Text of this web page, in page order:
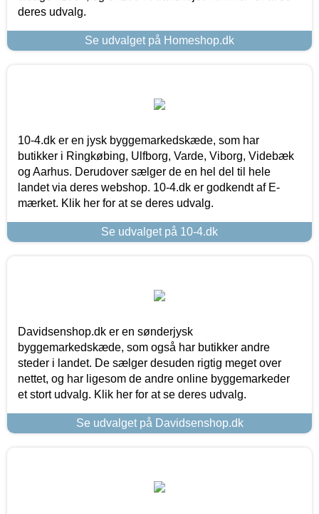
deres udvalg.
Se udvalget på Homeshop.dk
10-4.dk er en jysk byggemarkedskæde, som har
butikker i Ringkøbing, Ulfborg, Varde, Viborg, Videbæk
og Aarhus. Derudover sælger de en hel del til hele
landet via deres webshop. 10-4.dk er godkendt af E-
mærket. Klik her for at se deres udvalg.
Se udvalget på 10-4.dk
Davidsenshop.dk er en sønderjysk
byggemarkedskæde, som også har butikker andre
steder i landet. De sælger desuden rigtig meget over
nettet, og har ligesom de andre online byggemarkeder
et stort udvalg. Klik her for at se deres udvalg.
Se udvalget på Davidsenshop.dk